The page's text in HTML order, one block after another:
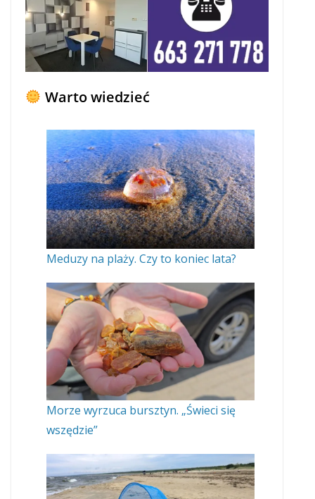
Warto wiedzieć
Meduzy na plaży. Czy to koniec lata?
Morze wyrzuca bursztyn. „Świeci się
wszędzie”